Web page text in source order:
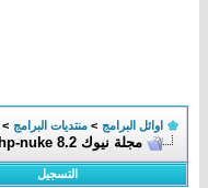
اوائل البرامج > منتديات البرامج >
مجلة نيوك php-nuke 8.2 الاصدار الجديد
التسجيل